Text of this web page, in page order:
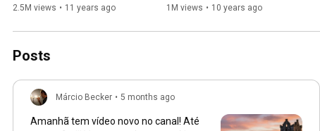
Label
2.5M views • 11 years ago
Label
1M views • 10 years ago
Posts
Márcio Becker • 5 months ago
Amanhã tem vídeo novo no canal! Até